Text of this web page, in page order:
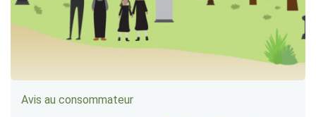
Avis au consommateur